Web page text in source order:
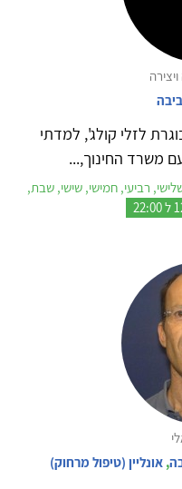
לזלי קולג', למדתי
משרד החינוך,...
רביעי, חמישי, שישי, שבת,
, אונליין (טיפול מרחוק)